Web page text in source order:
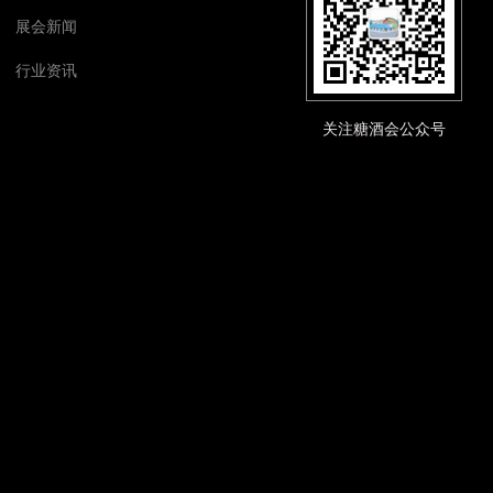
关注糖酒会公众号
展会新闻
行业资讯